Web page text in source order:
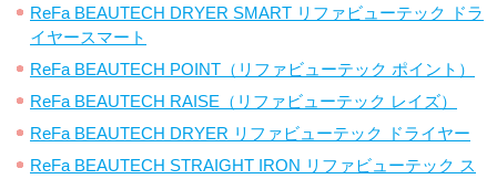
ReFa BEAUTECH DRYER SMART リファビューテック ドラ
イヤースマート
ReFa BEAUTECH POINT（リファビューテック ポイント）
ReFa BEAUTECH RAISE（リファビューテック レイズ）
ReFa BEAUTECH DRYER リファビューテック ドライヤー
ReFa BEAUTECH STRAIGHT IRON リファビューテック ス